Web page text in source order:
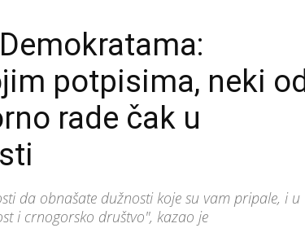
potpisima, neki od
rade čak u
da obnašate dužnosti koje su vam pripale, i u
i crnogorsko društvo", kazao je